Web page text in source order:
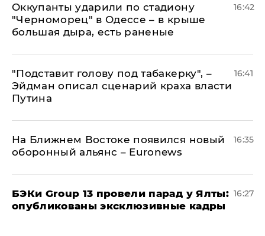
Оккупанты ударили по стадиону
"Черноморец" в Одессе – в крыше
большая дыра, есть раненые
16:42
​"Подставит голову под табакерку", –
Эйдман описал сценарий краха власти
Путина
16:41
На Ближнем Востоке появился новый
оборонный альянс – Euronews
16:35
​БЭКи Group 13 провели парад у Ялты:
опубликованы эксклюзивные кадры
16:27